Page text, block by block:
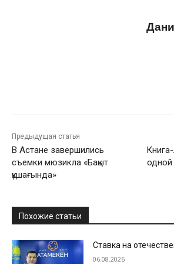
Предыдущая статья
В Астане завершились
съемки мюзикла «Бақыт
құшағында»
одной
Похожие статьи
Ставка на
06.08.2026